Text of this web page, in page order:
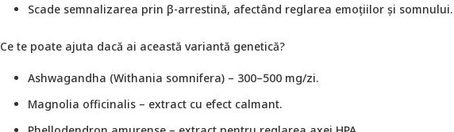
Scade semnalizarea prin β-arrestină, afectând reglarea emoțiilor și somnului.
Ce te poate ajuta dacă ai această variantă genetică?
Ashwagandha (Withania somnifera) – 300–500 mg/zi.
Magnolia officinalis – extract cu efect calmant.